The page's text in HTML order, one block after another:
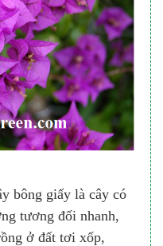
bông giấy là cây có
tương đối nhanh,
ở đất tơi xốp,